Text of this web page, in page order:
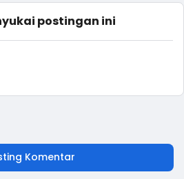
postingan ini
Komentar